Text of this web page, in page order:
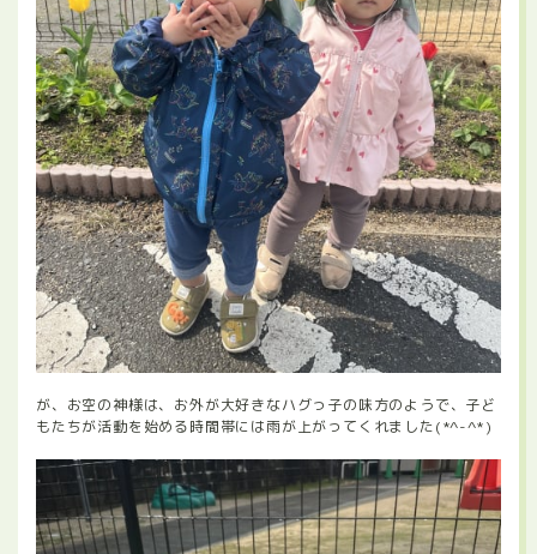
が、お空の神様は、お外が大好きなハグっ子の味方のようで、子ど
もたちが活動を始める時間帯には雨が上がってくれました(*^-^*)